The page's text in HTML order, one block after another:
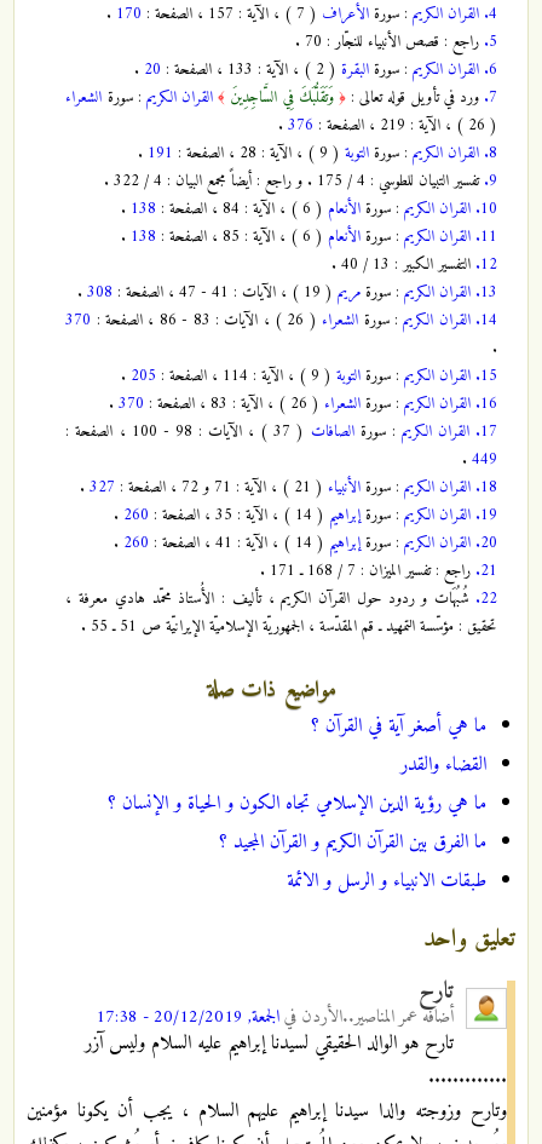
4. القران الكريم : سورةالأعراف ( 7 ) ، الآية : 157 ، الصفحة : 170
.
5. راجع : قصص الأنبياء للنجّار : 70 .
6. القران الكريم : سورةالبقرة ( 2 ) ، الآية : 133 ، الصفحة : 20
.
7. ورد في تأويل قوله تعالى :﴿ وَتَقَلُّبَكَ فِي السَّاجِدِينَ ﴾ القران الكريم : سورة الشعراء
( 26 ) ، الآية : 219 ، الصفحة :
376
.
8. القران الكريم : سورةالتوبة ( 9 ) ، الآية : 28 ، الصفحة : 191
.
9. تفسير التبيان للطوسي : 4 / 175 . و راجع : أيضاً مجمع البيان : 4 / 322 .
10. القران الكريم : سورةالأنعام ( 6 ) ، الآية : 84 ، الصفحة : 138
.
11. القران الكريم : سورةالأنعام ( 6 ) ، الآية : 85 ، الصفحة : 138
.
12. التفسير الكبير : 13 / 40 .
13. القران الكريم : سورةمريم ( 19 ) ، الآيات : 41 - 47 ، الصفحة : 308
.
14. القران الكريم: سورة الشعراء ( 26 ) ، الآيات : 83 - 86 ، الصفحة :
370
.
15. القران الكريم : سورةالتوبة ( 9 ) ، الآية : 114 ، الصفحة : 205
.
16. القران الكريم : سورةالشعراء ( 26 ) ، الآية : 83 ، الصفحة : 370
.
17. القران الكريم : سورةالصافات ( 37 ) ، الآيات : 98 - 100 ، الصفحة :
449
.
18. القران الكريم : سورةالأنبياء ( 21 ) ، الآية : 71 و 72 ، الصفحة : 327
.
19. القران الكريم : سورةإبراهيم ( 14 ) ، الآية : 35 ، الصفحة : 260
.
20. القران الكريم : سورةإبراهيم ( 14 ) ، الآية : 41 ، الصفحة : 260
.
21. راجع : تفسير الميزان : 7 / 168 ـ 171 .
22. شُبُهَات و ردود حول القرآن الكريم ، تأليف : الأُستاذ محمّد هادي معرفة ،
تحقيق : مؤسّسة التمهيد ـ قم المقدّسة ، الجمهوريّة الإسلاميّة الإيرانيّة ص 51 ـ 55 .
مواضيع ذات صلة
ما هي أصغر آية في القرآن ؟
القضاء والقدر
ما هي رؤية الدين الإسلامي تجاه الكون و الحياة و الإنسان ؟
ما الفرق بين القرآن الكريم و القرآن المجيد ؟
طبقات الانبياء و الرسل و الائمة
تعليق واحد
تارح
أضافهعمر المناصير..الأردن فيالجمعة, 20/12/2019 - 17:38
تارح هو الوالد الحقيقي لسيدنا إبراهيم عليه السلام وليس آزر
.............
وتارح وزوجته والدا سيدنا إبراهيم عليهم السلام ، يجب أن يكونا مؤمنين